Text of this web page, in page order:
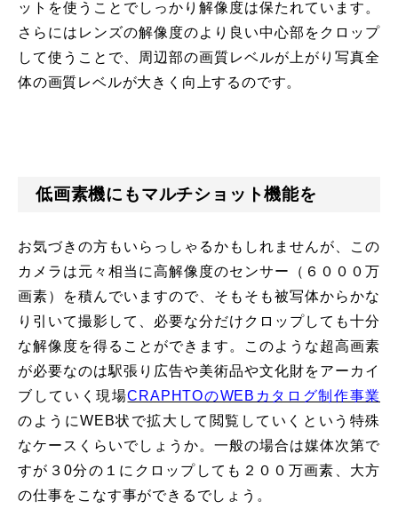
ットを使うことでしっかり解像度は保たれています。
さらにはレンズの解像度のより良い中心部をクロップ
して使うことで、周辺部の画質レベルが上がり写真全
体の画質レベルが大きく向上するのです。
低画素機にもマルチショット機能を
お気づきの方もいらっしゃるかもしれませんが、この
カメラは元々相当に高解像度のセンサー（６０００万
画素）を積んでいますので、そもそも被写体からかな
り引いて撮影して、必要な分だけクロップしても十分
な解像度を得ることができます。
このような超高画素
が必要なのは駅張り広告や美術品や文化財をアーカイ
ブしていく現場CRAPHTOのWEBカタログ制作事業
のようにWEB状で拡大して閲覧していくという特殊
なケースくらいでしょうか。一般の場合は媒体次第で
すが３0分の１にクロップしても２００万画素、大方
の仕事をこなす事ができるでしょう。